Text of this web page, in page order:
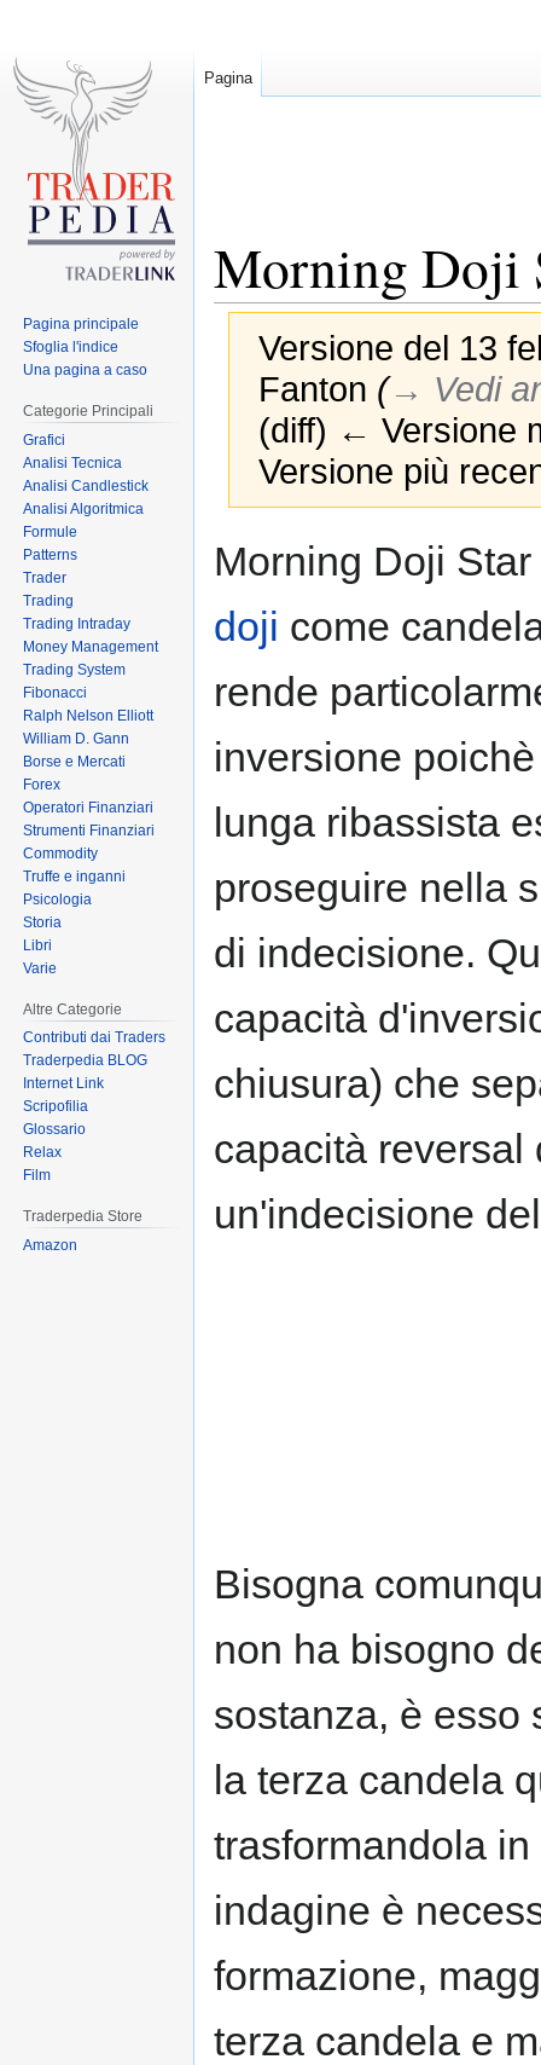
Morning Doji
Versione del 13
Fanton (→‎ Vedi
(diff) ← Versione
Versione più
toto
Morning Doji
doji come
rende
inversione
lunga ribassista
proseguire nella
di indecisione.
capacità
chiusura) che
capacità reversal
un'indecisione
Bisogna
non ha bisogno
sostanza, è esso
la terza candela
trasformandola
indagine è
formazione,
terza candela e
Pagina
Pagina principale
Sfoglia l'indice
Una pagina a caso
Categorie Principali
Grafici
Analisi Tecnica
Analisi Candlestick
Analisi Algoritmica
Formule
Patterns
Trader
Trading
Trading Intraday
Money Management
Trading System
Fibonacci
Ralph Nelson Elliott
William D. Gann
Borse e Mercati
Forex
Operatori Finanziari
Strumenti Finanziari
Commodity
Truffe e inganni
Psicologia
Storia
Libri
Varie
Altre Categorie
Contributi dai Traders
Traderpedia BLOG
Internet Link
Scripofilia
Glossario
Relax
Film
Traderpedia Store
Amazon